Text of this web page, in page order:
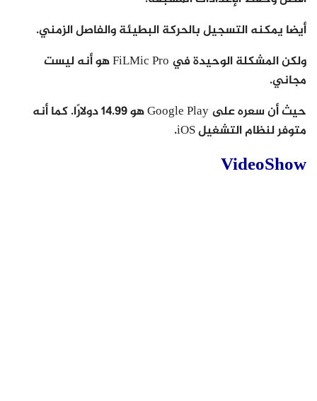
أيضا يمكنه التسجيل بالحركة البطيئة والفاصل الزمني.
ولكن المشكلة الوحيدة في FiLMic Pro هو أنه ليست
مجاني.
حيث أن سعره على Google Play هو 14.99 دولارًا. كما أنه
متوفر لنظام التشغيل iOS.
VideoShow